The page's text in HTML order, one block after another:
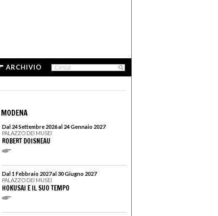
ARCHIVIO
Dal 24 Settembre 2026 al 24 Gennaio 2027
PALAZZO DEI MUSEI
ROBERT DOISNEAU
Dal 1 Febbraio 2027 al 30 Giugno 2027
PALAZZO DEI MUSEI
HOKUSAI E IL SUO TEMPO